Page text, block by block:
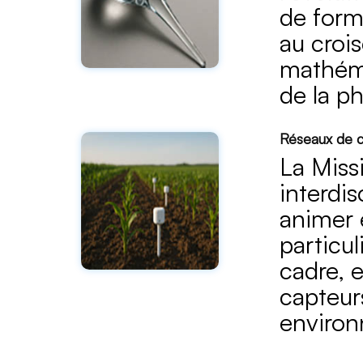
de
au
de la
Réseaux de
La
animer
cadre,